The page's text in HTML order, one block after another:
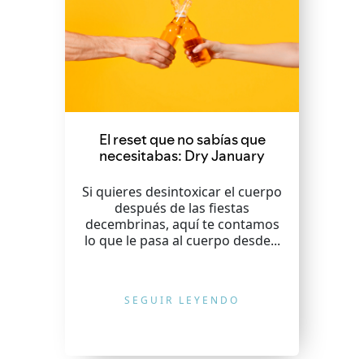
El reset que no sabías que
necesitabas: Dry January
Si quieres desintoxicar el cuerpo
después de las fiestas
decembrinas, aquí te contamos
lo que le pasa al cuerpo desde...
SEGUIR LEYENDO